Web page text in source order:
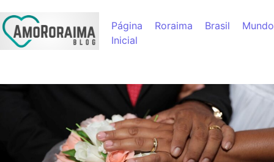
Página
Inicial
Roraima Brasil Mundo